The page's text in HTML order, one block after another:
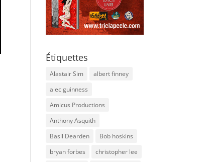
Étiquettes
Alastair Sim
albert finney
alec guinness
Amicus Productions
Anthony Asquith
Basil Dearden
Bob hoskins
bryan forbes
christopher lee